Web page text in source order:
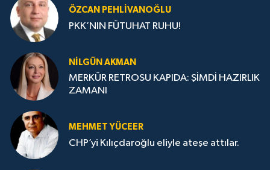
ÖZCAN PEHLIVANOĞLU
PKK’NIN FÜTUHAT RUHU!
NILGÜN AKMAN
MERKÜR RETROSU KAPIDA: ŞİMDİ HAZIRLIK
ZAMANI
MEHMET YÜCEER
CHP’yi Kılıçdaroğlu eliyle ateşe attılar.